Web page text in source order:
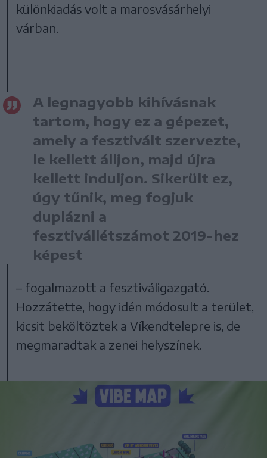
különkiadás volt a marosvásárhelyi
várban.
A legnagyobb kihívásnak
tartom, hogy ez a gépezet,
amely a fesztivált szervezte,
le kellett álljon, majd újra
kellett induljon. Sikerült ez,
úgy tűnik, meg fogjuk
duplázni a
fesztivállétszámot 2019-hez
képest
– fogalmazott a fesztiváligazgató.
Hozzátette, hogy idén módosult a terület,
kicsit beköltöztek a Víkendtelepre is, de
megmaradtak a zenei helyszínek.